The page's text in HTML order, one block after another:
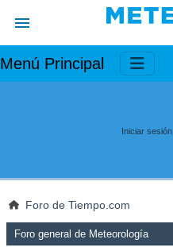
Menú Principal
Iniciar sesión
Foro de Tiempo.com
Foro general de Meteorología